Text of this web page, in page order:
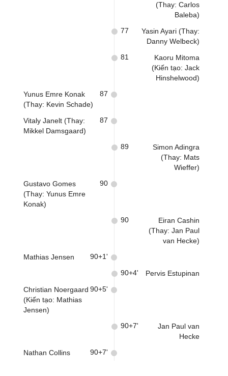
(Thay: Carlos
Baleba)
Yasin Ayari (Thay:
Danny Welbeck)
77
Kaoru Mitoma
(Kiến tạo: Jack
Hinshelwood)
81
Yunus Emre Konak
(Thay: Kevin Schade)
87
Vitaly Janelt (Thay:
Mikkel Damsgaard)
87
Simon Adingra
(Thay: Mats
Wieffer)
89
Gustavo Gomes
(Thay: Yunus Emre
Konak)
90
Eiran Cashin
(Thay: Jan Paul
van Hecke)
90
Mathias Jensen 90+1'
Pervis Estupinan
90+4'
Christian Noergaard
(Kiến tạo: Mathias
Jensen)
90+5'
Jan Paul van
Hecke
90+7'
Nathan Collins 90+7'